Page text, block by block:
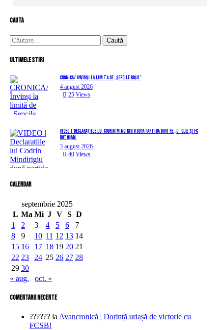
cauta
Caută
după:
Ultimele stiri
CRONICA/ Învinși la limită de „Șepcile Roșii”
4 august 2026
25 Views
VIDEO | Declarațiile lui Codrin Mindirigiu după partida dintre „U” Cluj și FC
Botoșani
3 august 2026
40 Views
Calendar
septembrie 2025
L Ma Mi J V S D
1
2 3 4 5 6
7
8
9 10 11 12 13 14
15 16 17 18 19 20 21
22 23 24 25 26 27 28
29 30
« aug.
oct. »
comentarii recente
?????? la Avancronică | Dorință uriașă de victorie cu
FCSB!